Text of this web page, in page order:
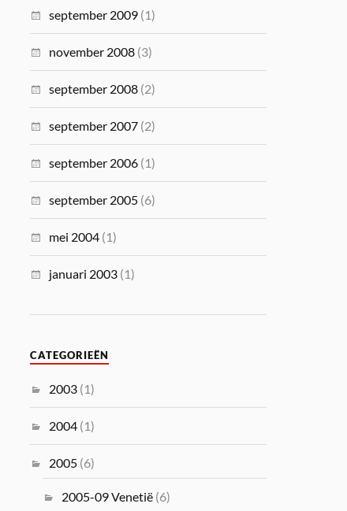
september 2009 (1)
november 2008 (3)
september 2008 (2)
september 2007 (2)
september 2006 (1)
september 2005 (6)
mei 2004 (1)
januari 2003 (1)
CATEGORIEËN
2003 (1)
2004 (1)
2005 (6)
2005-09 Venetië (6)